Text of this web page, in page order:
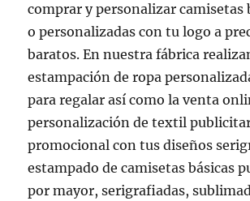
comprar y personalizar camisetas
o personalizadas con tu logo a
baratos. En nuestra fábrica
estampación de ropa
para regalar así como la venta
personalización de textil
promocional con tus diseños
estampado de camisetas básicas
por mayor, serigrafiadas,